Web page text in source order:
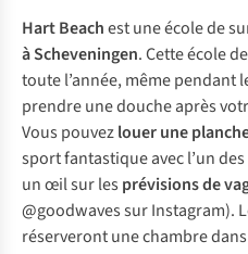
Hart Beachest une école de
à Scheveningen. Cette école
toute l’année, même pendant
prendre une douche après
Vous pouvezlouer une
sport fantastique avec l’un
un œil sur les prévisions de
@goodwaves sur Instagram).
réserveront une chambre